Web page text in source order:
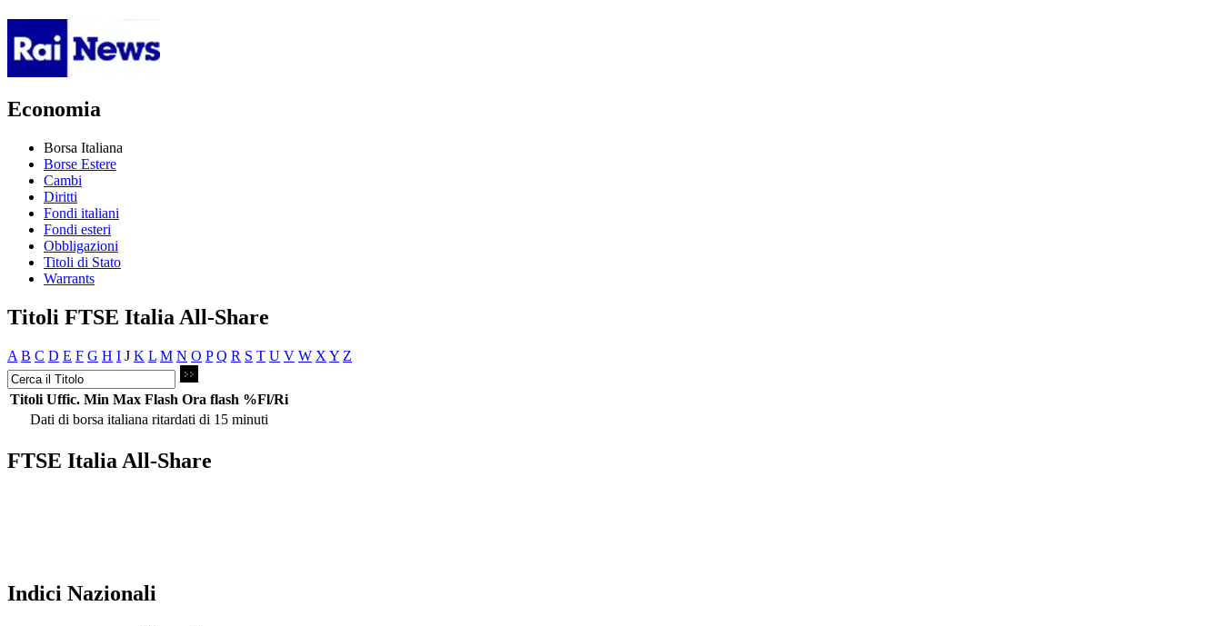
Economia
Borsa Italiana
Borse Estere
Cambi
Diritti
Fondi italiani
Fondi esteri
Obbligazioni
Titoli di Stato
Warrants
Titoli FTSE Italia All-Share
A B C D E F G H I J K L M N O P Q R S T U V W X Y Z
Titoli Uffic. Min Max Flash Ora flash %Fl/Ri
Dati di borsa italiana ritardati di 15 minuti
FTSE Italia All-Share
Indici Nazionali